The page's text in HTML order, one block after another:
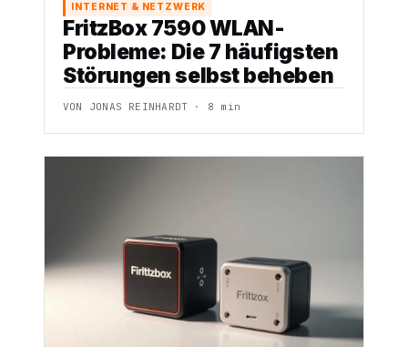
INTERNET & NETZWERK
FritzBox 7590 WLAN-
Probleme: Die 7 häufigsten
Störungen selbst beheben
VON JONAS REINHARDT · 8 min